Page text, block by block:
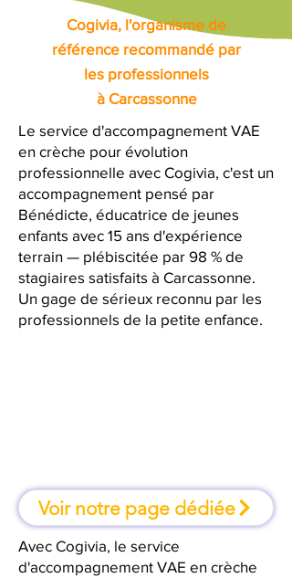
Cogivia, l'organisme de
référence recommandé par
les professionnels
à Carcassonne
Le service d'accompagnement VAE
en crèche pour évolution
professionnelle avec Cogivia, c'est un
accompagnement pensé par
Bénédicte, éducatrice de jeunes
enfants avec 15 ans d'expérience
terrain — plébiscitée par 98 % de
stagiaires satisfaits à Carcassonne.
Un gage de sérieux reconnu par les
professionnels de la petite enfance.
Voir notre page dédiée
Avec Cogivia, le service
d'accompagnement VAE en crèche